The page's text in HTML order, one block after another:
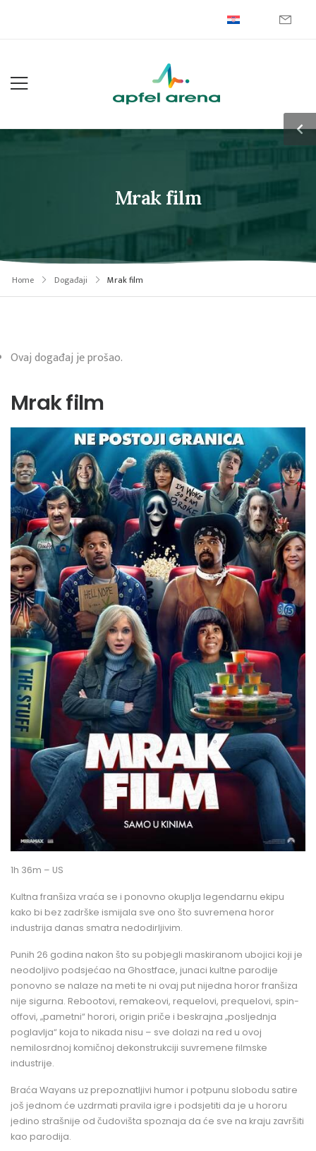
Mrak film
Home Događaji Mrak film
Ovaj događaj je prošao.
Mrak film
1h 36m – US
Kultna franšiza vraća se i ponovno okuplja legendarnu ekipu
kako bi bez zadrške ismijala sve ono što suvremena horor
industrija danas smatra nedodirljivim.
Punih 26 godina nakon što su pobjegli maskiranom ubojici koji je
neodoljivo podsjećao na Ghostface, junaci kultne parodije
ponovno se nalaze na meti te ni ovaj put nijedna horor franšiza
nije sigurna. Rebootovi, remakeovi, requelovi, prequelovi, spin-
offovi, „pametni“ horori, origin priče i beskrajna „posljednja
poglavlja“ koja to nikada nisu – sve dolazi na red u ovoj
nemilosrdnoj komičnoj dekonstrukciji suvremene filmske
industrije.
Braća Wayans uz prepoznatljivi humor i potpunu slobodu satire
još jednom će uzdrmati pravila igre i podsjetiti da je u hororu
jedino strašnije od čudovišta spoznaja da će sve na kraju završiti
kao parodija.